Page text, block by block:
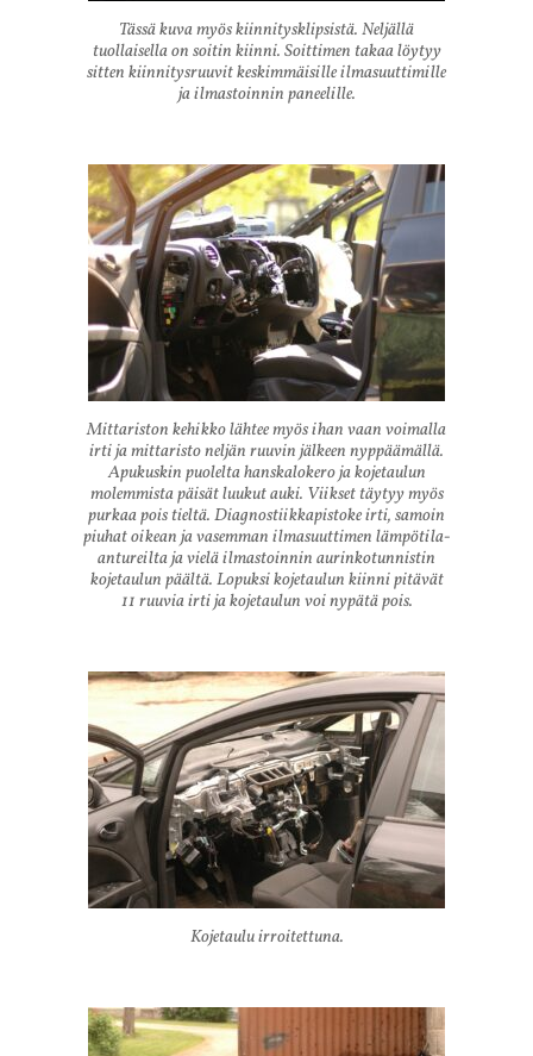
Tässä kuva myös kiinnitysklipsistä. Neljällä
tuollaisella on soitin kiinni. Soittimen takaa löytyy
sitten kiinnitysruuvit keskimmäisille ilmasuuttimille
ja ilmastoinnin paneelille.
Mittariston kehikko lähtee myös ihan vaan voimalla
irti ja mittaristo neljän ruuvin jälkeen nyppäämällä.
Apukuskin puolelta hanskalokero ja kojetaulun
molemmista päisät luukut auki. Viikset täytyy myös
purkaa pois tieltä. Diagnostiikkapistoke irti, samoin
piuhat oikean ja vasemman ilmasuuttimen lämpötila-
antureilta ja vielä ilmastoinnin aurinkotunnistin
kojetaulun päältä. Lopuksi kojetaulun kiinni pitävät
11 ruuvia irti ja kojetaulun voi nypätä pois.
Kojetaulu irroitettuna.